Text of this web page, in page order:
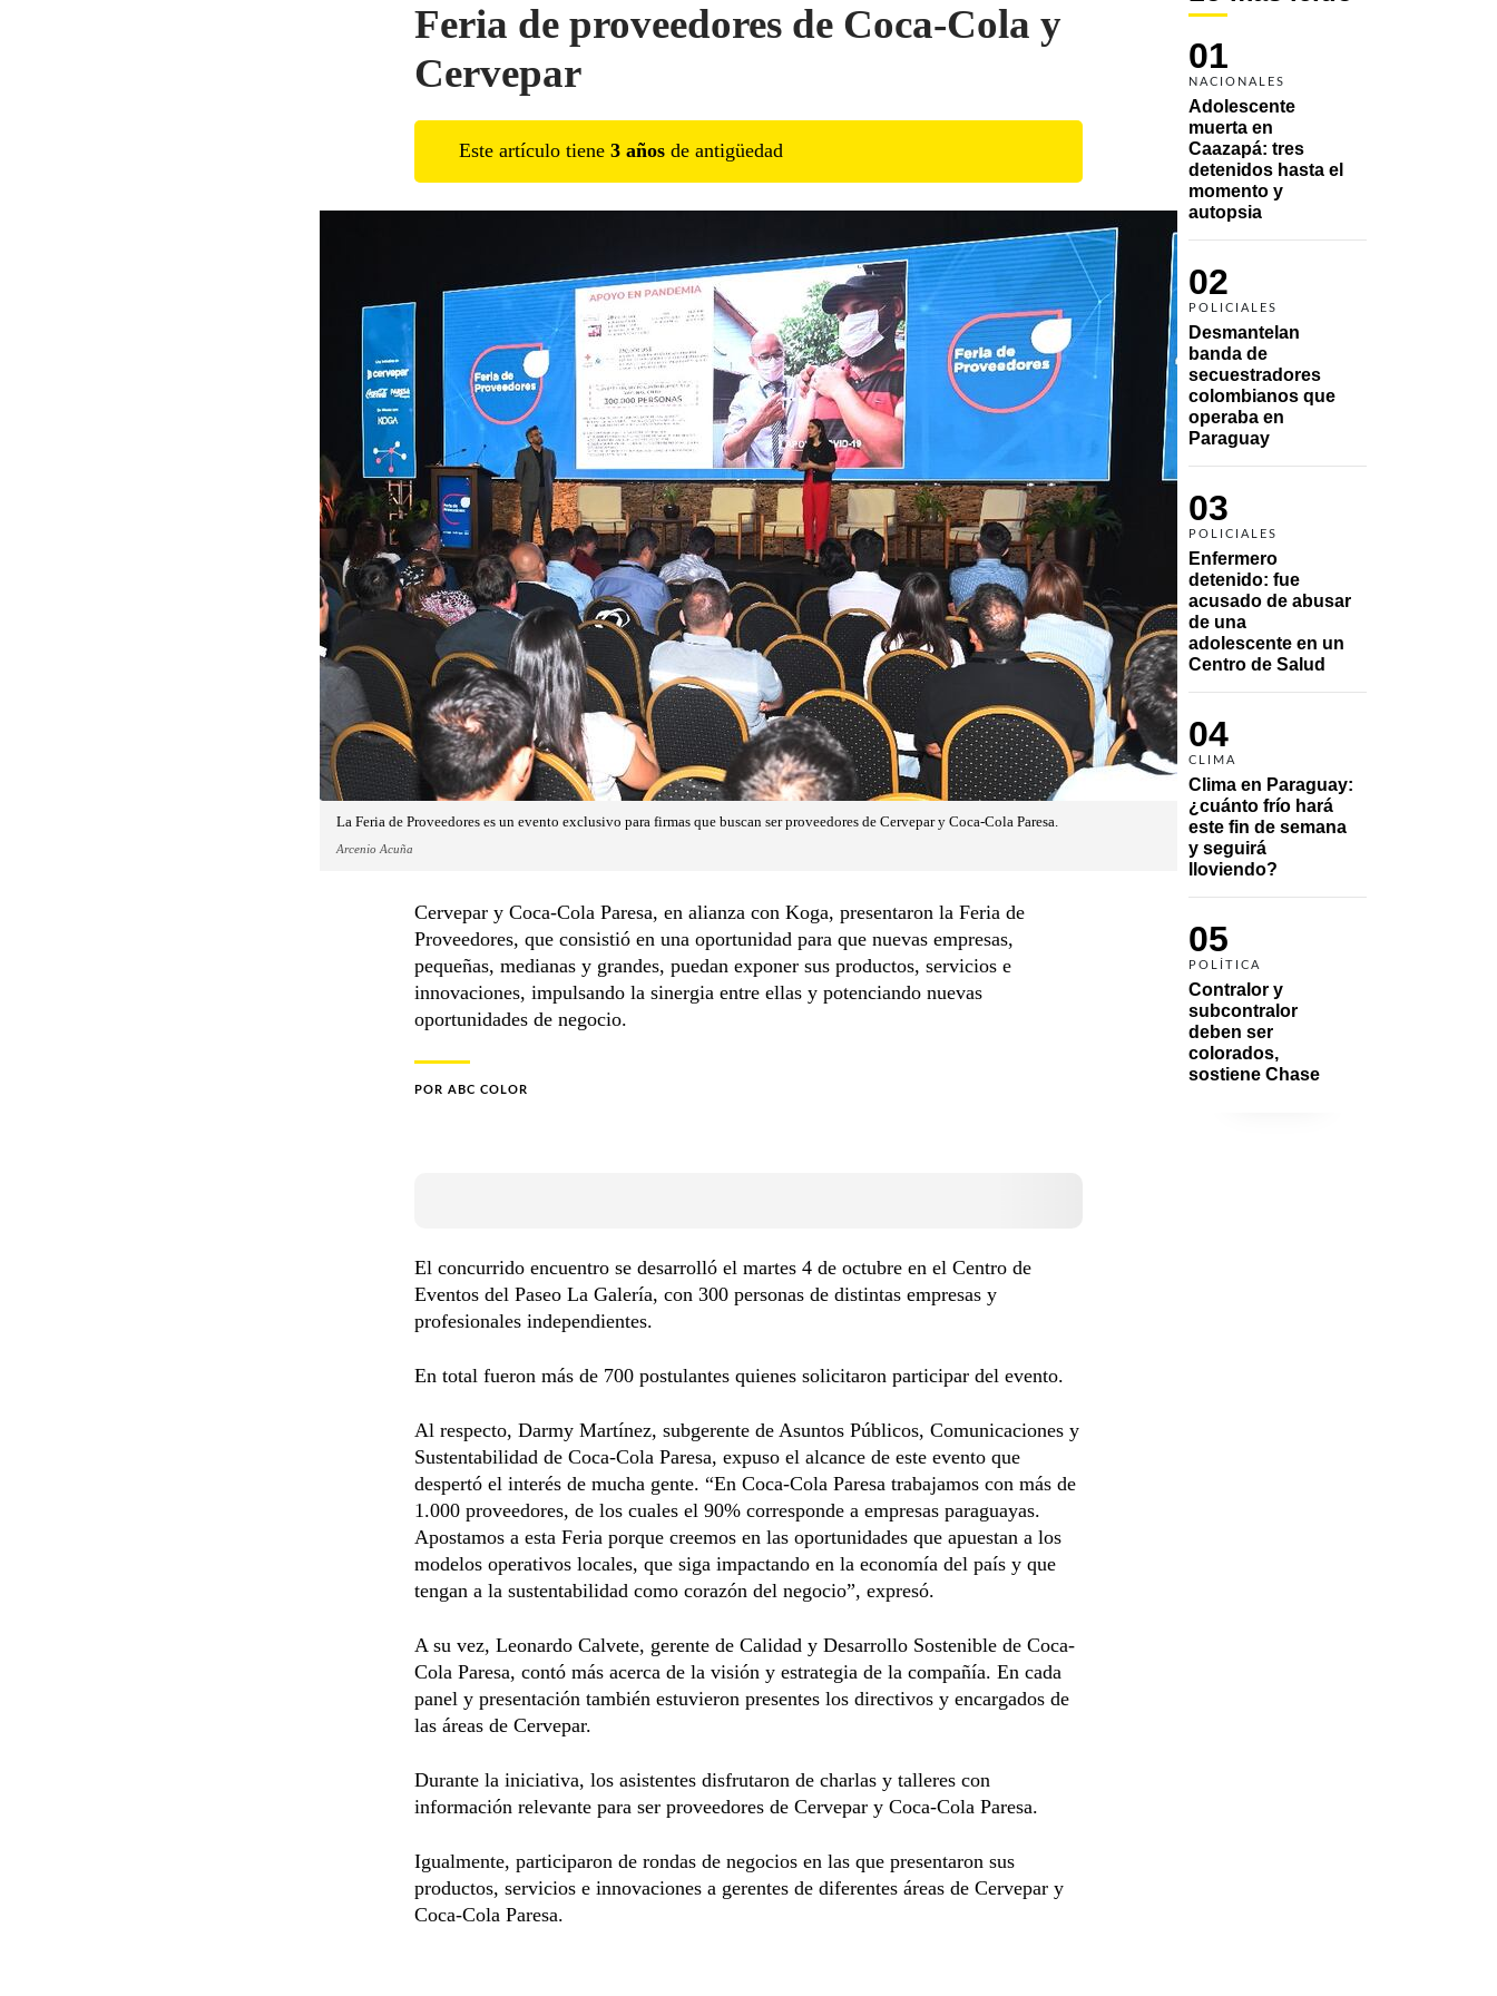
01
NACIONALES
Adolescente
muerta en
Caazapá: tres
detenidos hasta el
momento y
autopsia
02
POLICIALES
Desmantelan
banda de
secuestradores
colombianos que
operaba en
Paraguay
03
POLICIALES
Enfermero
detenido: fue
acusado de abusar
de una
adolescente en un
Centro de Salud
04
CLIMA
Clima en Paraguay:
¿cuánto frío hará
este fin de semana
y seguirá
lloviendo?
05
POLÍTICA
Contralor y
subcontralor
deben ser
colorados,
sostiene Chase
Feria de proveedores de Coca-Cola y
Cervepar
Este artículo tiene 3 años de antigüedad
La Feria de Proveedores es un evento exclusivo para firmas que buscan ser proveedores de Cervepar y Coca-Cola Paresa.
Arcenio Acuña
Cervepar y Coca-Cola Paresa, en alianza con Koga, presentaron la Feria de
Proveedores, que consistió en una oportunidad para que nuevas empresas,
pequeñas, medianas y grandes, puedan exponer sus productos, servicios e
innovaciones, impulsando la sinergia entre ellas y potenciando nuevas
oportunidades de negocio.
POR ABC COLOR
El concurrido encuentro se desarrolló el martes 4 de octubre en el Centro de
Eventos del Paseo La Galería, con 300 personas de distintas empresas y
profesionales independientes.
En total fueron más de 700 postulantes quienes solicitaron participar del evento.
Al respecto, Darmy Martínez, subgerente de Asuntos Públicos, Comunicaciones y
Sustentabilidad de Coca-Cola Paresa, expuso el alcance de este evento que
despertó el interés de mucha gente. “En Coca-Cola Paresa trabajamos con más de
1.000 proveedores, de los cuales el 90% corresponde a empresas paraguayas.
Apostamos a esta Feria porque creemos en las oportunidades que apuestan a los
modelos operativos locales, que siga impactando en la economía del país y que
tengan a la sustentabilidad como corazón del negocio”, expresó.
A su vez, Leonardo Calvete, gerente de Calidad y Desarrollo Sostenible de Coca-
Cola Paresa, contó más acerca de la visión y estrategia de la compañía. En cada
panel y presentación también estuvieron presentes los directivos y encargados de
las áreas de Cervepar.
Durante la iniciativa, los asistentes disfrutaron de charlas y talleres con
información relevante para ser proveedores de Cervepar y Coca-Cola Paresa.
Igualmente, participaron de rondas de negocios en las que presentaron sus
productos, servicios e innovaciones a gerentes de diferentes áreas de Cervepar y
Coca-Cola Paresa.